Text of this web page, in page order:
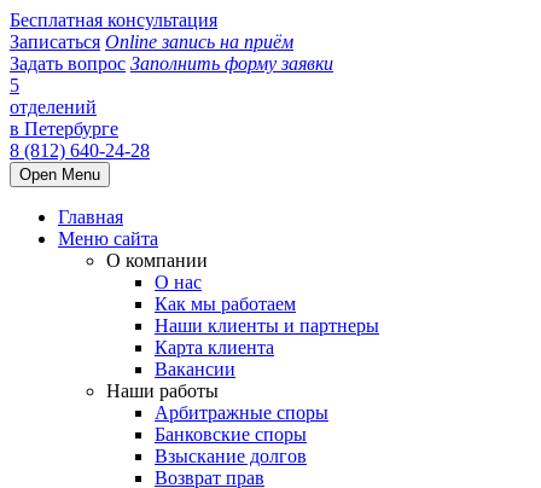
Бесплатная консультация
Записаться Online запись на приём
Задать вопрос Заполнить форму заявки
5
отделений
в Петербурге
8 (812) 640-24-28
Open Menu
Главная
Меню сайта
О компании
О нас
Как мы работаем
Наши клиенты и партнеры
Карта клиента
Вакансии
Наши работы
Арбитражные споры
Банковские споры
Взыскание долгов
Возврат прав